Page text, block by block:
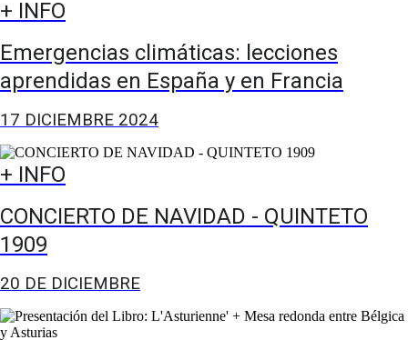
+ INFO
Emergencias climáticas: lecciones
aprendidas en España y en Francia
17 DICIEMBRE 2024
+ INFO
CONCIERTO DE NAVIDAD - QUINTETO
1909
20 DE DICIEMBRE